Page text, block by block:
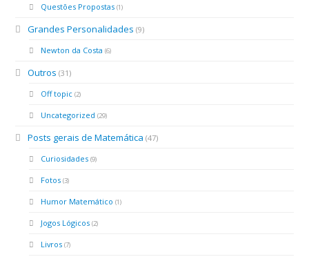
Questões Propostas (1)
Grandes Personalidades (9)
Newton da Costa (6)
Outros (31)
Off topic (2)
Uncategorized (29)
Posts gerais de Matemática (47)
Curiosidades (9)
Fotos (3)
Humor Matemático (1)
Jogos Lógicos (2)
Livros (7)